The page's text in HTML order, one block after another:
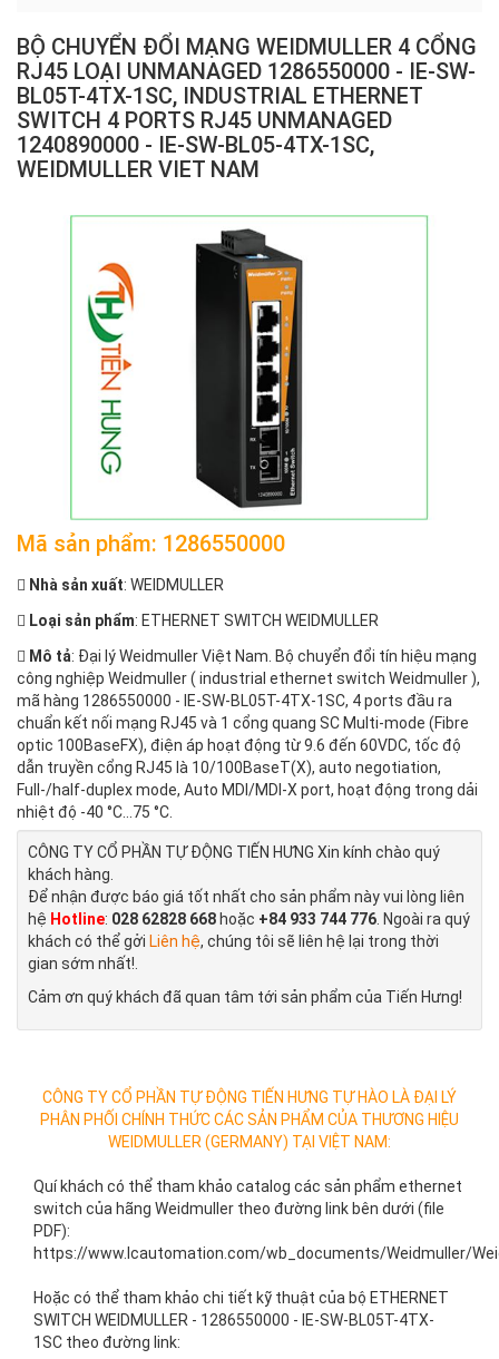
BỘ CHUYỂN ĐỔI MẠNG WEIDMULLER 4 CỔNG
RJ45 LOẠI UNMANAGED 1286550000 - IE-SW-
BL05T-4TX-1SC, INDUSTRIAL ETHERNET
SWITCH 4 PORTS RJ45 UNMANAGED
1240890000 - IE-SW-BL05-4TX-1SC,
WEIDMULLER VIET NAM
Mã sản phẩm: 1286550000
Nhà sản xuất: WEIDMULLER
Loại sản phẩm: ETHERNET SWITCH WEIDMULLER
Mô tả: Đại lý Weidmuller Việt Nam. Bộ chuyển đổi tín hiệu mạng
công nghiệp Weidmuller ( industrial ethernet switch Weidmuller ),
mã hàng 1286550000 - IE-SW-BL05T-4TX-1SC, 4 ports đầu ra
chuẩn kết nối mạng RJ45 và 1 cổng quang SC Multi-mode (Fibre
optic 100BaseFX), điện áp hoạt động từ 9.6 đến 60VDC, tốc độ
dẫn truyền cổng RJ45 là 10/100BaseT(X), auto negotiation,
Full-/half-duplex mode, Auto MDI/MDI-X port, hoạt động trong dải
nhiệt độ -40 °C...75 °C.
CÔNG TY CỔ PHẦN TỰ ĐỘNG TIẾN HƯNG Xin kính chào quý
khách hàng.
Để nhận được báo giá tốt nhất cho sản phẩm này vui lòng liên
hệ Hotline: 028 62828 668 hoặc +84 933 744 776. Ngoài ra quý
khách có thể gởi Liên hệ, chúng tôi sẽ liên hệ lại trong thời
gian sớm nhất!.
Cảm ơn quý khách đã quan tâm tới sản phẩm của Tiến Hưng!
CÔNG TY CỔ PHẦN TỰ ĐỘNG TIẾN HƯNG TỰ HÀO LÀ ĐẠI LÝ
PHÂN PHỐI CHÍNH THỨC CÁC SẢN PHẨM CỦA THƯƠNG HIỆU
WEIDMULLER (GERMANY) TẠI VIỆT NAM:
Quí khách có thể tham khảo catalog các sản phẩm ethernet
switch của hãng Weidmuller theo đường link bên dưới (file
PDF):
https://www.lcautomation.com/wb_documents/Weidmuller/
Hoặc có thể tham khảo chi tiết kỹ thuật của bộ ETHERNET
SWITCH WEIDMULLER - 1286550000 - IE-SW-BL05T-4TX-
1SC theo đường link: